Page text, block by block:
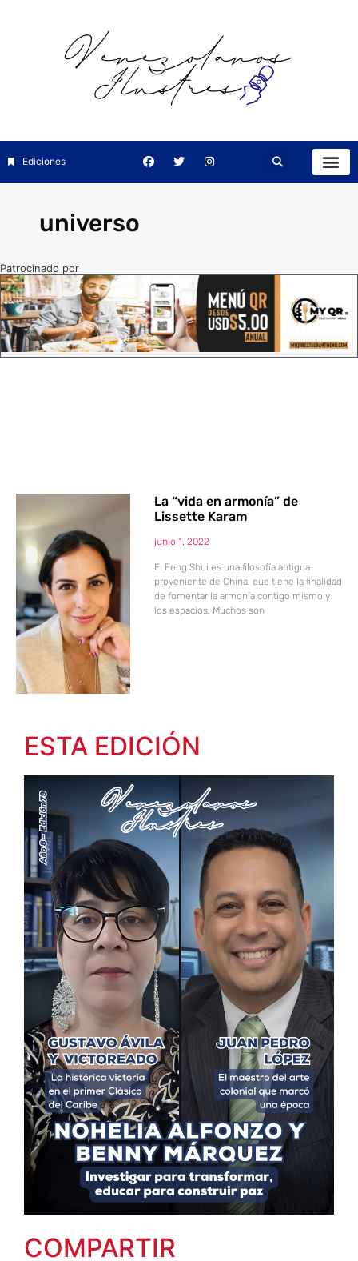
Ediciones
universo
Patrocinado por
La “vida en armonía” de
Lissette Karam
junio 1, 2022
El Feng Shui es una filosofía antigua
proveniente de China, que tiene la finalidad
de fomentar la armonía contigo mismo y
los espacios. Muchos son
ESTA EDICIÓN
COMPARTIR